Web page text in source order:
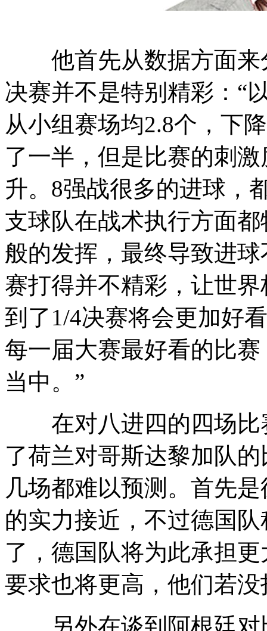
他首先从数据方面来
决赛并不是特别精彩：“
从小组赛场均2.8个，下
了一半，但是比赛的刺
升。8强战很多的进球，
支球队在战术执行方面
般的发挥，最终导致进
赛打得并不精彩，让世
到了1/4决赛将会更加好
每一届大赛最好看的比
当中。”
在对八进四的四场比
了荷兰对哥斯达黎加队
几场都难以预测。首先
的实力接近，不过德国
了，德国队将为此承担
要求也将更高，他们若
另外在谈到阿根廷对